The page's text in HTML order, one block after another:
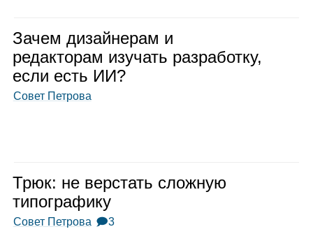
Зачем дизай­не­рам и
редак­то­рам изу­чать раз­ра­ботку,
если есть ИИ?
Совет Петрова
Трюк: не вер­стать слож­ную
типо­гра­фику
Совет Петрова 🗩3